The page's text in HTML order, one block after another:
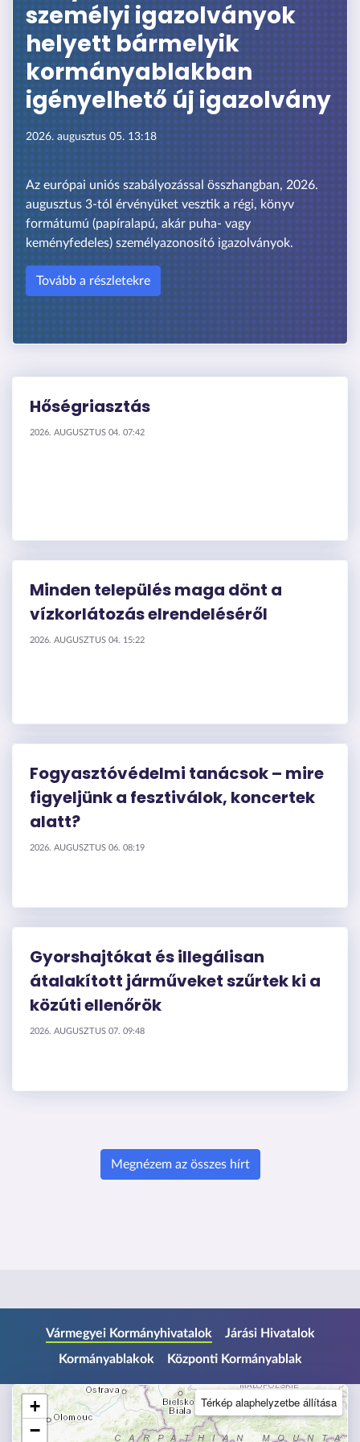
személyi igazolványok
helyett bármelyik
kormányablakban
igényelhető új igazolvány
2026. augusztus 05. 13:18
Az európai uniós szabályozással összhangban, 2026.
augusztus 3-tól érvényüket vesztik a régi, könyv
formátumú (papíralapú, akár puha- vagy
keményfedeles) személyazonosító igazolványok.
Tovább a részletekre
Hőségriasztás
2026. AUGUSZTUS 04. 07:42
Minden település maga dönt a
vízkorlátozás elrendeléséről
2026. AUGUSZTUS 04. 15:22
Fogyasztóvédelmi tanácsok – mire
figyeljünk a fesztiválok, koncertek
alatt?
2026. AUGUSZTUS 06. 08:19
Gyorshajtókat és illegálisan
átalakított járműveket szűrtek ki a
közúti ellenőrök
2026. AUGUSZTUS 07. 09:48
Megnézem az összes hírt
g
r
s
a
Vármegyei Kormányhivatalok
Járási Hivatalok
Kormányablakok
Központi Kormányablak
+
−
Térkép alaphelyzetbe állítása